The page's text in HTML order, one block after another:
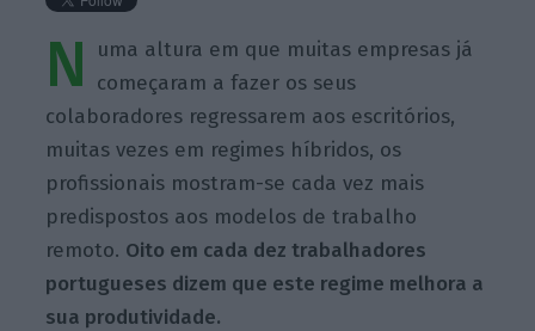
N
uma altura em que muitas empresas já
começaram a fazer os seus
colaboradores regressarem aos escritórios,
muitas vezes em regimes híbridos, os
profissionais mostram-se cada vez mais
predispostos aos modelos de trabalho
remoto. Oito em cada dez trabalhadores
portugueses dizem que este regime melhora a
sua produtividade.